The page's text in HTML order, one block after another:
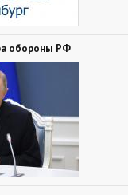
обороны РФ